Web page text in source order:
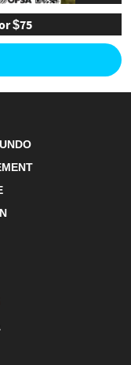
$75